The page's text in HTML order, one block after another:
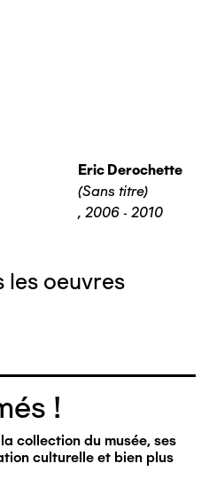
Eric Derochette
(Sans titre)
, 2006 - 2010
les oeuvres
!
collection du musée, ses
culturelle et bien plus